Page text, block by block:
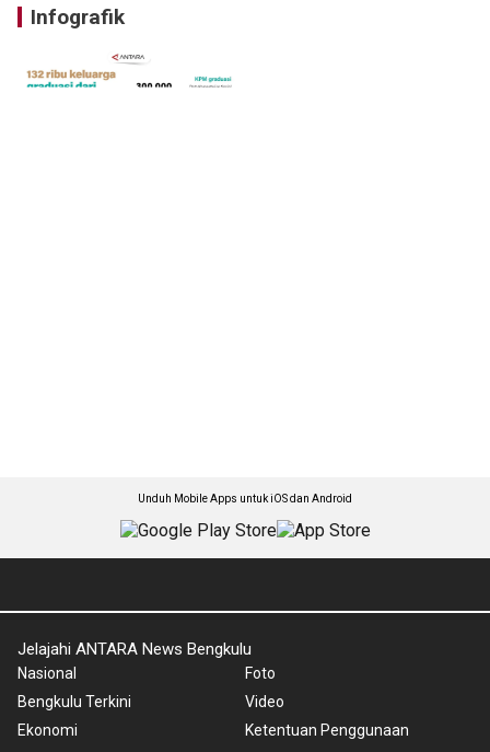
Infografik
Unduh Mobile Apps untuk iOS dan Android
Jelajahi ANTARA News Bengkulu
Nasional
Bengkulu Terkini
Ekonomi
Foto
Video
Ketentuan Penggunaan